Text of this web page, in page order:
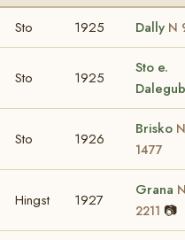
Sto 1925 Dally N
Sto 1925
Sto e.
Sto 1926
Brisko N
1477
Hingst 1927
Grana
2211 📷